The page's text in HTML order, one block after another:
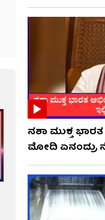
ನಶಾ ಮುಕ್ತ
ಮೋದಿ ಏನಂದ್ರು